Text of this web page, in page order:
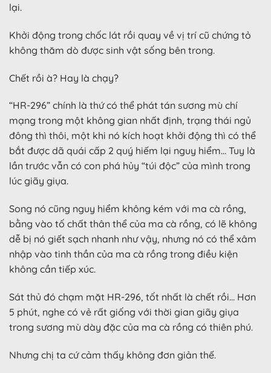
lại.
Khởi động trong chốc lát rồi quay về vị trí cũ chứng tỏ
không thăm dò được sinh vật sống bên trong.
Chết rồi à? Hay là chạy?
“HR-296” chính là thứ có thể phát tán sương mù chí
mạng trong một không gian nhất định, trạng thái ngủ
đông thì thôi, một khi nó kích hoạt khởi động thì có thể
bắt được dã quái cấp 2 quý hiếm lại nguy hiểm… Tuy là
lần trước vẫn có con phá hủy “túi độc” của mình trong
lúc giãy giụa.
Song nó cũng nguy hiểm không kém với ma cà rồng,
bằng vào tố chất thân thể của ma cà rồng, có lẽ không
dễ bị nó giết sạch nhanh như vậy, nhưng nó có thể xâm
nhập vào tinh thần của ma cà rồng trong điều kiện
không cần tiếp xúc.
Sát thủ đó chạm mặt HR-296, tốt nhất là chết rồi… Hơn
5 phút, nghe có vẻ rất giống với thời gian giãy giụa
trong sương mù dày đặc của ma cà rồng có thiên phú.
Nhưng chị ta cứ cảm thấy không đơn giản thế.